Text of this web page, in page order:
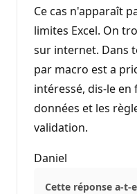
e
r
é
p
u
a
i
n
Ce cas n'apparaît
limites Excel. On
sur internet. Dans
par macro est a
intéressé, dis-le
données et les
validation.
Daniel
Cette réponse a-t-